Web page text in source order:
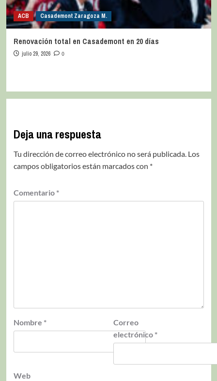
ACB Casademont Zaragoza M.
Renovación total en Casademont en 20 días
julio 29, 2026 0
Deja una respuesta
Tu dirección de correo electrónico no será publicada. Los
campos obligatorios están marcados con *
Comentario *
Nombre *
Correo
electrónico *
Web